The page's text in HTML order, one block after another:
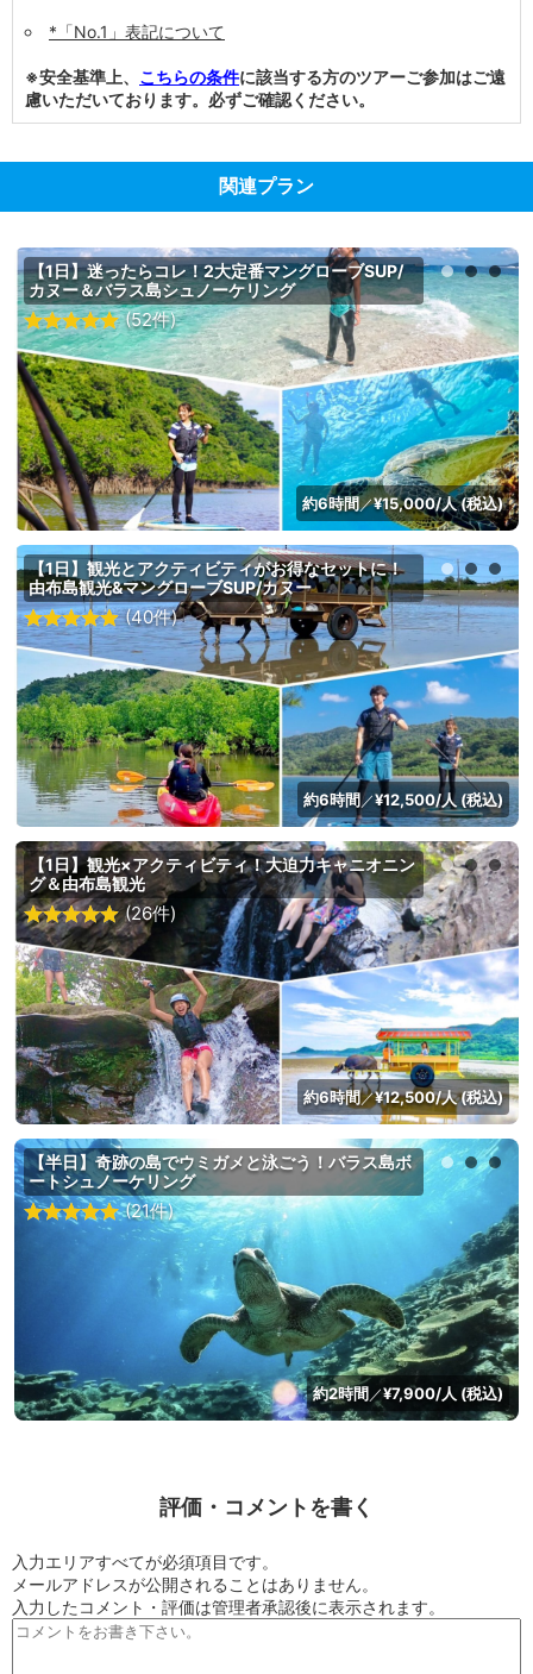
*「No.1」表記について
※安全基準上、 こちらの条件に該当する方のツアーご参加はご遠
慮いただいております。必ずご確認ください。
関連プラン
【1日】迷ったらコレ！2大定番マングローブSUP/
カヌー＆バラス島シュノーケリング
(52件)
約6時間／¥15,000/人 (税込)
【1日】観光とアクティビティがお得なセットに！
由布島観光&マングローブSUP/カヌー
(40件)
約6時間／¥12,500/人 (税込)
【1日】観光×アクティビティ！大迫力キャニオニン
グ＆由布島観光
(26件)
約6時間／¥12,500/人 (税込)
【半日】奇跡の島でウミガメと泳ごう！バラス島ボ
ートシュノーケリング
(21件)
約2時間／¥7,900/人 (税込)
評価・コメントを書く
入力エリアすべてが必須項目です。
メールアドレスが公開されることはありません。
入力したコメント・評価は管理者承認後に表示されます。